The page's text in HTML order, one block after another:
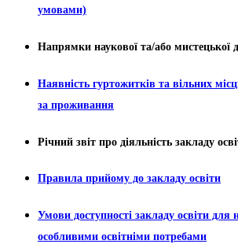
умовами)
Напрямки наукової та/або мистецької
Наявність гуртожитків та вільних
за проживання
Річний звіт про діяльність закладу
Правила прийому до закладу освіти
Умови доступності закладу освіти для
особливими освітніми потребами